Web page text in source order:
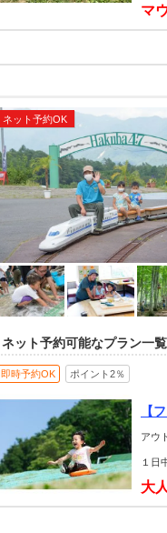
マ
ネット予約OK
ネット予約可能なプラン一覧
即時予約OK ポイント2％
【
アウ
１日
大